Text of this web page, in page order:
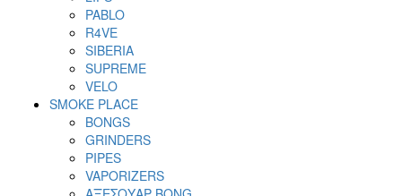
PABLO
R4VE
SIBERIA
SUPREME
VELO
SMOKE PLACE
BONGS
GRINDERS
PIPES
VAPORIZERS